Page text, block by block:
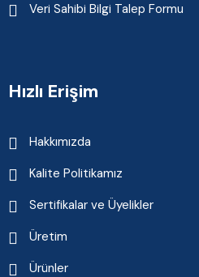
Veri Sahibi Bilgi Talep Formu
Hızlı Erişim
Hakkımızda
Kalite Politikamız
Sertifikalar ve Üyelikler
Üretim
Ürünler